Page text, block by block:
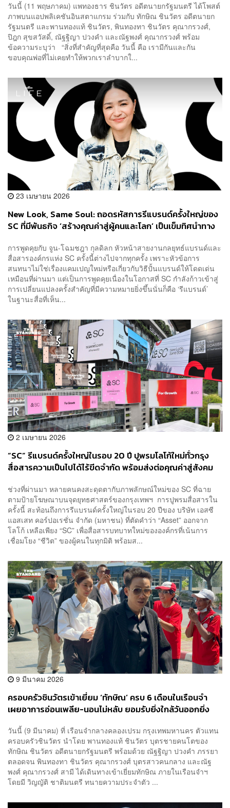
วันนี้ (11 พฤษภาคม) แพทองธาร ชินวัตร อดีตนายกรัฐมนตรี ได้โพสต์
ภาพบนแอปพลิเคชันอินสตาแกรม ร่วมกับ ทักษิณ ชินวัตร อดีตนายก
รัฐมนตรี และพานทองแท้ ชินวัตร, พินทองทา ชินวัตร คุณากรวงศ์,
ปิฎก สุขสวัสดิ์, ณัฐฐิญา ปวงคำ และณัฐพงศ์ คุณากรวงศ์ พร้อม
ข้อความระบุว่า “สิ่งที่สำคัญที่สุดคือ วันนี้ คือ เรามีกันและกัน
ขอบคุณพ่อที่ไม่เคยทำให้พวกเราลำบากใ...
23 เมษายน 2026
New Look, Same Soul: ถอดรหัสการรีแบรนด์ครั้งใหญ่ของ
SC ที่มีพันธกิจ ‘สร้างคุณค่าสู่ผู้คนและโลก’ เป็นเข็มทิศนำทาง
การพูดคุยกับ จูน-โฉมชฎา กุลดิลก หัวหน้าสายงานกลยุทธ์แบรนด์และ
สื่อสารองค์กรแห่ง SC ครั้งนี้ต่างไปจากทุกครั้ง เพราะหัวข้อการ
สนทนาไม่ใช่เรื่องแคมเปญใหม่หรือเกี่ยวกับวิธีปั้นแบรนด์ให้โดดเด่น
เหมือนที่ผ่านมา แต่เป็นการพูดคุยเนื่องในโอกาสที่ SC กำลังก้าวเข้าสู่
การเปลี่ยนแปลงครั้งสำคัญที่มีความหมายยิ่งขึ้นนั่นก็คือ ‘รีแบรนด์’
ในฐานะสื่อที่เห็น...
2 เมษายน 2026
“SC” รีแบรนด์ครั้งใหญ่ในรอบ 20 ปี ปูพรมโลโก้ใหม่ทั่วกรุง
สื่อสารความเป็นไปได้ไร้ขีดจำกัด พร้อมส่งต่อคุณค่าสู่สังคม
ช่วงที่ผ่านมา หลายคนคงสะดุดตากับภาพลักษณ์ใหม่ของ SC ที่ฉาย
ตามป้ายโฆษณาบนจุดยุทธศาสตร์ของกรุงเทพฯ การปูพรมสื่อสารใน
ครั้งนี้ สะท้อนถึงการรีแบรนด์ครั้งใหญ่ในรอบ 20 ปีของ บริษัท เอสซี
แอสเสท คอร์ปอเรชั่น จำกัด (มหาชน) ที่ตัดคำว่า “Asset” ออกจาก
โลโก้ เหลือเพียง “SC” เพื่อสื่อสารบทบาทใหม่ขององค์กรที่เน้นการ
เชื่อมโยง “ชีวิต” ของผู้คนในทุกมิติ พร้อมส...
9 มีนาคม 2026
ครอบครัวชินวัตรเข้าเยี่ยม ‘ทักษิณ’ ครบ 6 เดือนในเรือนจำ
เผยอาการอ่อนเพลีย-นอนไม่หลับ ยอมรับยิ่งใกล้วันออกยิ่ง
วันนี้ (9 มีนาคม) ที่ เรือนจำกลางคลองเปรม กรุงเทพมหานคร ตัวแทน
ครอบครัวชินวัตร นำโดย พานทองแท้ ชินวัตร บุตรชายคนโตของ
ทักษิณ ชินวัตร อดีตนายกรัฐมนตรี พร้อมด้วย ณัฐฐิญา ปวงคำ ภรรยา
ตลอดจน พินทองทา ชินวัตร คุณากรวงศ์ บุตรสาวคนกลาง และณัฐ
พงศ์ คุณากรวงศ์ สามี ได้เดินทางเข้าเยี่ยมทักษิณ ภายในเรือนจำฯ
โดยมี วิญญัติ ชาติมนตรี ทนายความประจำตัว ...